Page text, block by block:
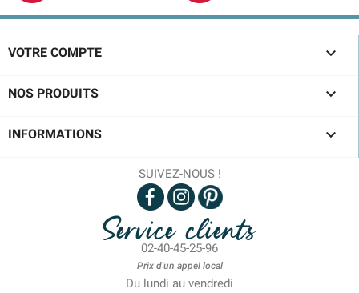
VOTRE COMPTE 
NOS PRODUITS 
INFORMATIONS 
SUIVEZ-NOUS !
Service clients
02-40-45-25-96
Prix d'un appel local
Du lundi au vendredi